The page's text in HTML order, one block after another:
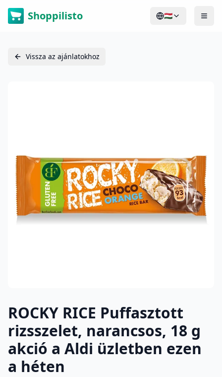
Shoppilisto 🇭🇺
Vissza az ajánlatokhoz
ROCKY RICE Puffasztott
rizsszelet, narancsos, 18 g
akció a Aldi üzletben ezen
a héten